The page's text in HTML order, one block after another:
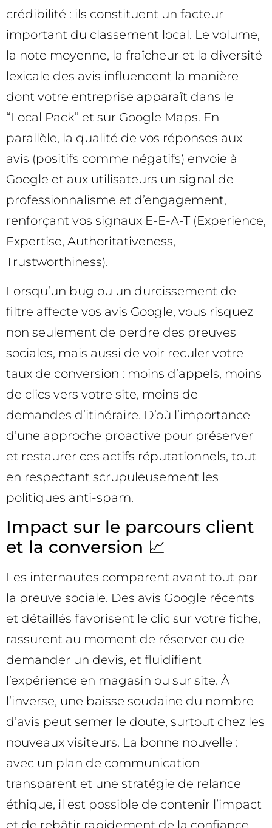
crédibilité : ils constituent un facteur
important du classement local. Le volume,
la note moyenne, la fraîcheur et la diversité
lexicale des avis influencent la manière
dont votre entreprise apparaît dans le
“Local Pack” et sur Google Maps. En
parallèle, la qualité de vos réponses aux
avis (positifs comme négatifs) envoie à
Google et aux utilisateurs un signal de
professionnalisme et d’engagement,
renforçant vos signaux E-E-A-T (Experience,
Expertise, Authoritativeness,
Trustworthiness).
Lorsqu’un bug ou un durcissement de
filtre affecte vos avis Google, vous risquez
non seulement de perdre des preuves
sociales, mais aussi de voir reculer votre
taux de conversion : moins d’appels, moins
de clics vers votre site, moins de
demandes d’itinéraire. D’où l’importance
d’une approche proactive pour préserver
et restaurer ces actifs réputationnels, tout
en respectant scrupuleusement les
politiques anti-spam.
Impact sur le parcours client
et la conversion 📈
Les internautes comparent avant tout par
la preuve sociale. Des avis Google récents
et détaillés favorisent le clic sur votre fiche,
rassurent au moment de réserver ou de
demander un devis, et fluidifient
l’expérience en magasin ou sur site. À
l’inverse, une baisse soudaine du nombre
d’avis peut semer le doute, surtout chez les
nouveaux visiteurs. La bonne nouvelle :
avec un plan de communication
transparent et une stratégie de relance
éthique, il est possible de contenir l’impact
et de rebâtir rapidement de la confiance.